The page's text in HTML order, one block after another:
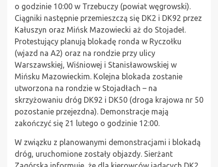
o godzinie 10:00 w Trzebuczy (powiat węgrowski).
Ciągniki następnie przemieszczą się DK2 i DK92 przez
Kałuszyn oraz Mińsk Mazowiecki aż do Stojadeł.
Protestujący planują blokadę ronda w Ryczołku
(wjazd na A2) oraz na rondzie przy ulicy
Warszawskiej, Wiśniowej i Stanisławowskiej w
Mińsku Mazowieckim. Kolejna blokada zostanie
utworzona na rondzie w Stojadłach – na
skrzyżowaniu dróg DK92 i DK50 (droga krajowa nr 50
pozostanie przejezdna). Demonstracje mają
zakończyć się 21 lutego o godzinie 12:00.
W związku z planowanymi demonstracjami i blokadą
dróg, uruchomione zostały objazdy. Sierżant